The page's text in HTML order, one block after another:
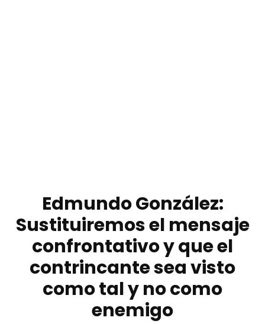
Edmundo González:
Sustituiremos el mensaje
confrontativo y que el
contrincante sea visto
como tal y no como
enemigo